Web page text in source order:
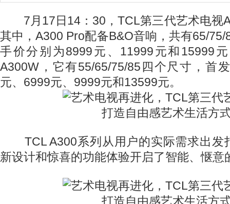
7月17日14：30，TCL第三代艺术电视
其中，A300 Pro配备B&O音响，共有65/
手价分别为8999元、11999元和15999
A300W，它有55/65/75/85四个尺寸，首
元、6999元、9999元和13599元。
TCL A300系列从用户的实际需求出发
新设计和惊喜的功能体验开启了智能、惬意